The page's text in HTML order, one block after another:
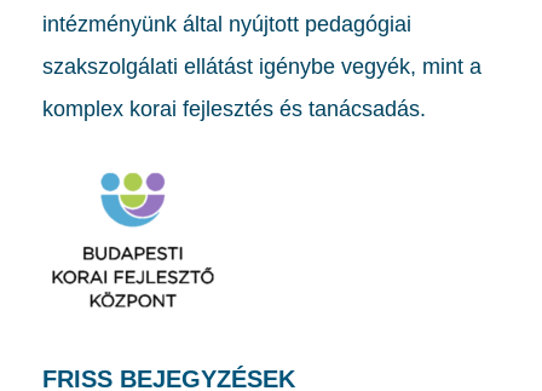
intézményünk által nyújtott pedagógiai
szakszolgálati ellátást igénybe vegyék, mint a
komplex korai fejlesztés és tanácsadás.
FRISS BEJEGYZÉSEK